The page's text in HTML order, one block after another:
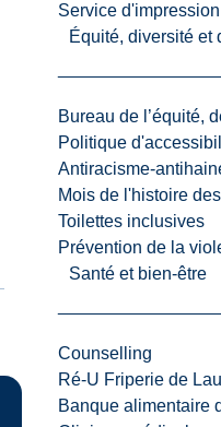
Service d'impression
Équité, diversité et
Bureau de l’équité,
Politique
Antiracisme-
Mois de l'histoire
Toilettes inclusives
Prévention de la
Santé et bien-être
Counselling
Ré-U Friperie de
Banque alimentaire